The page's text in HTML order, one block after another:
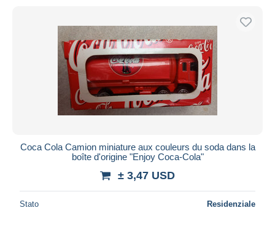
Coca Cola Camion miniature aux couleurs du soda dans la
boîte d'origine "Enjoy Coca-Cola"
± 3,47 USD
Stato Residenziale